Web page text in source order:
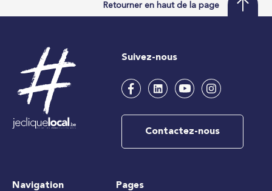
Retourner en haut de la page
Suivez-nous
Contactez-nous
Navigation Pages